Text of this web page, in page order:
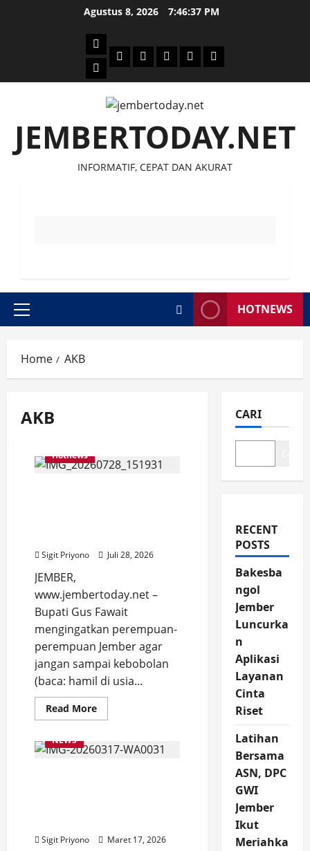
Agustus 8, 2026 7:46:37 PM
Beranda
News
PolitikOtomotifEkonomiSosialtentang
JEMBERTODAY.NET
INFORMATIF, CEPAT DAN AKURAT
Primary
HOTNEWS
Home AKB
AKB
Hotnews
Sigit Priyono Juli 28, 2026
JEMBER,
www.jembertoday.net –
Bupati Gus Fawait
mengingatkan perempuan-
perempuan Jember agar
jangan sampai kebobolan
(baca: hamil di usia...
Read MoreRead
more
Gus
Fawait
NEWS
Sigit Priyono Maret 17, 2026
CARI
RECENT
POSTS
Bakesba
ngol
Jember
Luncurka
n
Aplikasi
Layanan
Cinta
Riset
Latihan
Bersama
ASN, DPC
GWI
Jember
Ikut
Meriahka